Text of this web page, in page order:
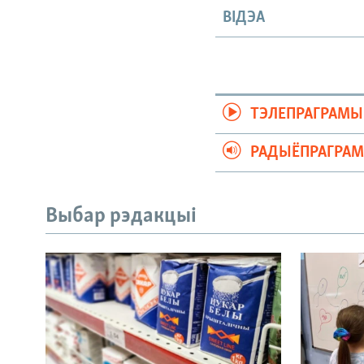
ВІДЭА
ТЭЛЕПРАГРАМЫ
Выбар рэдакцыі